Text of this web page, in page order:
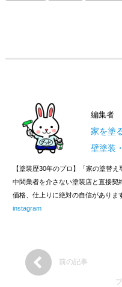
編集者
家を塗
壁塗装
【塗装歴30年のプロ】「家の塗替
中間業者を介さない塗装店と直接契
価格、仕上りに絶対の自信がありま
instagram
前の記事